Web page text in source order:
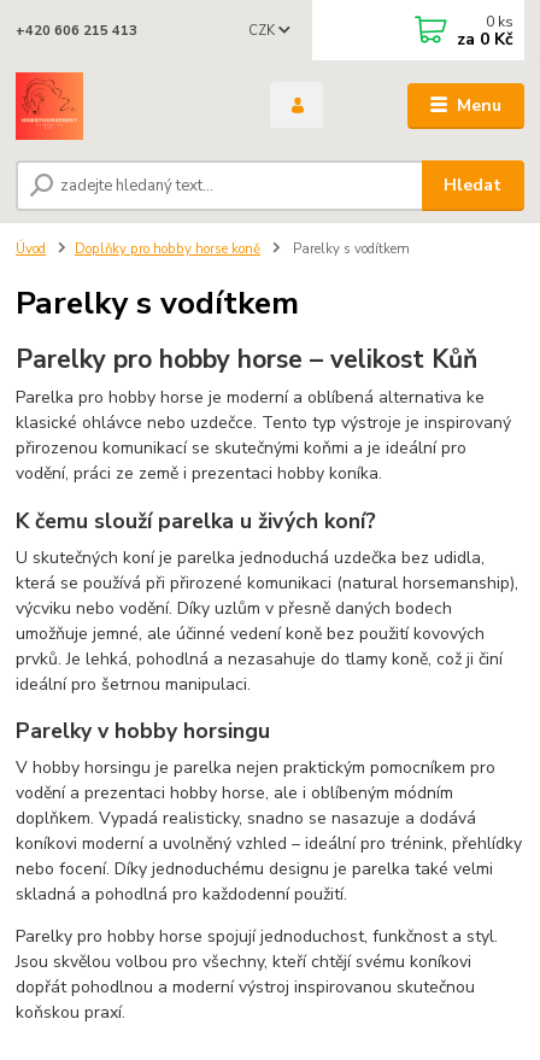
Menu
CZK
Hledat
+420 606 215 413 0 ks
za 0 Kč
Úvod Doplňky pro hobby horse koně Parelky s vodítkem
Parelky s vodítkem
Parelky pro hobby horse – velikost Kůň
Parelka pro hobby horse je moderní a oblíbená alternativa ke
klasické ohlávce nebo uzdečce. Tento typ výstroje je inspirovaný
přirozenou komunikací se skutečnými koňmi a je ideální pro
vodění, práci ze země i prezentaci hobby koníka.
K čemu slouží parelka u živých koní?
U skutečných koní je parelka jednoduchá uzdečka bez udidla,
která se používá při přirozené komunikaci (natural horsemanship),
výcviku nebo vodění. Díky uzlům v přesně daných bodech
umožňuje jemné, ale účinné vedení koně bez použití kovových
prvků. Je lehká, pohodlná a nezasahuje do tlamy koně, což ji činí
ideální pro šetrnou manipulaci.
Parelky v hobby horsingu
V hobby horsingu je parelka nejen praktickým pomocníkem pro
vodění a prezentaci hobby horse, ale i oblíbeným módním
doplňkem. Vypadá realisticky, snadno se nasazuje a dodává
koníkovi moderní a uvolněný vzhled – ideální pro trénink, přehlídky
nebo focení. Díky jednoduchému designu je parelka také velmi
skladná a pohodlná pro každodenní použití.
Parelky pro hobby horse spojují jednoduchost, funkčnost a styl.
Jsou skvělou volbou pro všechny, kteří chtějí svému koníkovi
dopřát pohodlnou a moderní výstroj inspirovanou skutečnou
koňskou praxí.